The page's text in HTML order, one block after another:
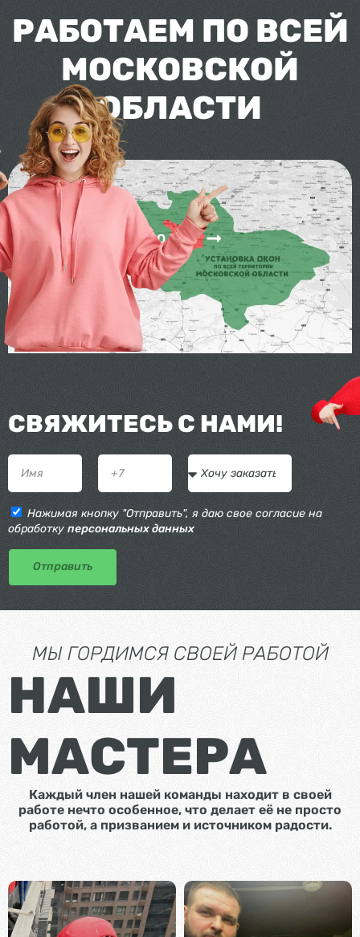
РАБОТАЕМ ПО ВСЕЙ
МОСКОВСКОЙ
ОБЛАСТИ
БЕСПЛАТНО ПО МСК
СВЯЖИТЕСЬ С НАМИ!
Нажимая кнопку "Отправить", я даю свое согласие на
обработку персональных данных
Отправить
МЫ ГОРДИМСЯ СВОЕЙ РАБОТОЙ
НАШИ
МАСТЕРА
Каждый член нашей команды находит в своей
работе нечто особенное, что делает её не просто
работой, а призванием и источником радости.